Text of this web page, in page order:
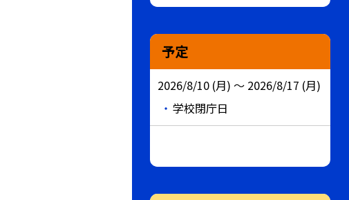
予定
2026/8/10 (月) ～ 2026/8/17 (月)
学校閉庁日